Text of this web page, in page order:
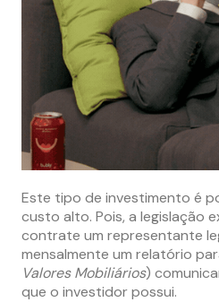
Este tipo de investimento é
custo alto. Pois, a legislação
contrate um representante
mensalmente um relatório
Valores Mobiliários)
que o investidor possui.